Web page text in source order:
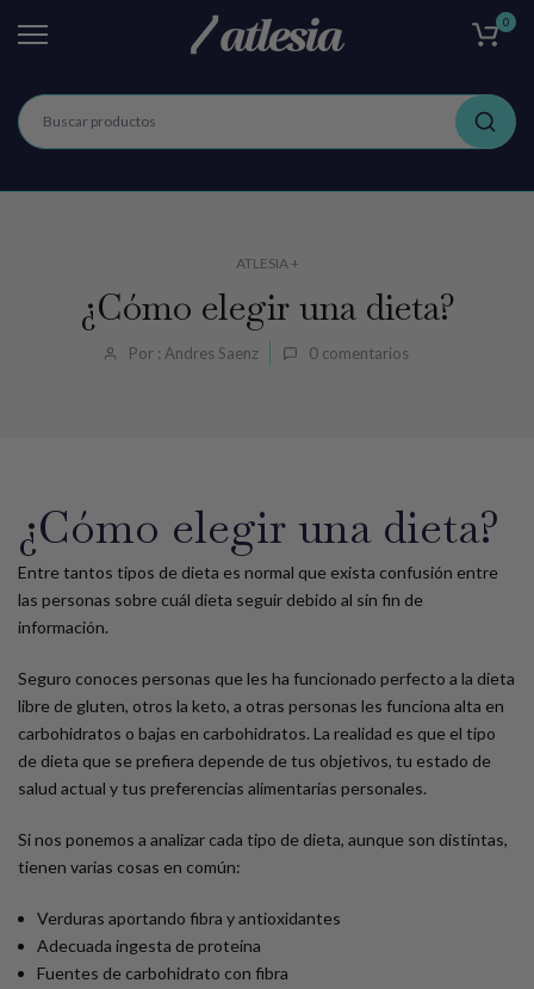
Ir
0
ATLESIA +
¿Cómo elegir una dieta?
Por : Andres Saenz 0 comentarios
¿Cómo elegir una dieta?
Entre tantos tipos de dieta es normal que exista confusión entre
las personas sobre cuál dieta seguir debido al sin fin de
información.
Seguro conoces personas que les ha funcionado perfecto a la dieta
libre de gluten, otros la keto, a otras personas les funciona alta en
carbohidratos o bajas en carbohidratos. La realidad es que el tipo
de dieta que se prefiera depende de tus objetivos, tu estado de
salud actual y tus preferencias alimentarias personales.
Si nos ponemos a analizar cada tipo de dieta, aunque son distintas,
tienen varias cosas en común:
Verduras aportando fibra y antioxidantes
Adecuada ingesta de proteína
Fuentes de carbohidrato con fibra